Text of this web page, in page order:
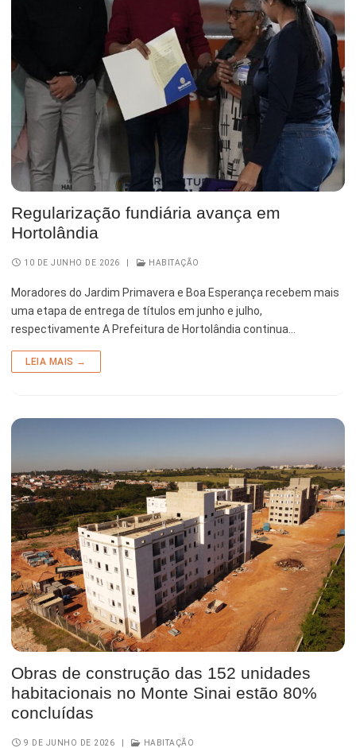
Regularização fundiária avança em
Hortolândia
10 DE JUNHO DE 2026 HABITAÇÃO
Moradores do Jardim Primavera e Boa Esperança recebem mais
uma etapa de entrega de títulos em junho e julho,
respectivamente A Prefeitura de Hortolândia continua…
LEIA MAIS →
Obras de construção das 152 unidades
habitacionais no Monte Sinai estão 80%
concluídas
9 DE JUNHO DE 2026 HABITAÇÃO